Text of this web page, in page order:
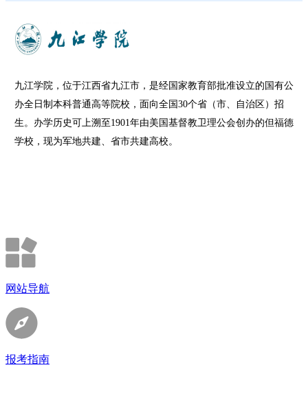
九江学院，位于江西省九江市，是经国家教育部批准设立的国有公
办全日制本科普通高等院校，面向全国30个省（市、自治区）招
生。办学历史可上溯至1901年由美国基督教卫理公会创办的但福德
学校，现为军地共建、省市共建高校。
网站导航
报考指南